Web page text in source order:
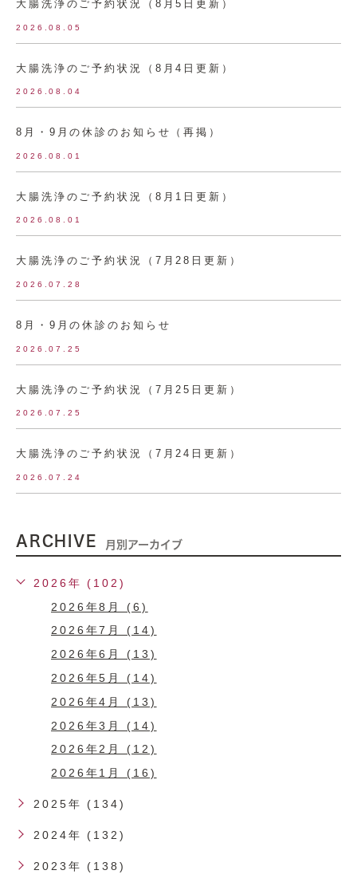
大腸洗浄のご予約状況（8月5日更新）
2026.08.05
大腸洗浄のご予約状況（8月4日更新）
2026.08.04
8月・9月の休診のお知らせ（再掲）
2026.08.01
大腸洗浄のご予約状況（8月1日更新）
2026.08.01
大腸洗浄のご予約状況（7月28日更新）
2026.07.28
8月・9月の休診のお知らせ
2026.07.25
大腸洗浄のご予約状況（7月25日更新）
2026.07.25
大腸洗浄のご予約状況（7月24日更新）
2026.07.24
ARCHIVE 月別アーカイブ
2026年 (102)
2026年8月 (6)
2026年7月 (14)
2026年6月 (13)
2026年5月 (14)
2026年4月 (13)
2026年3月 (14)
2026年2月 (12)
2026年1月 (16)
2025年 (134)
2024年 (132)
2023年 (138)